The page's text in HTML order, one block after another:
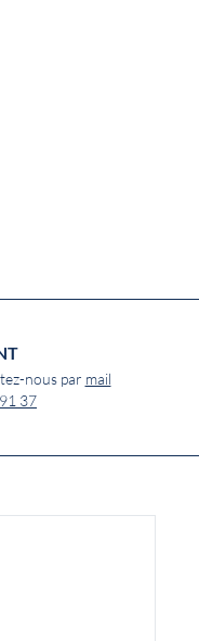
nous par mail
37